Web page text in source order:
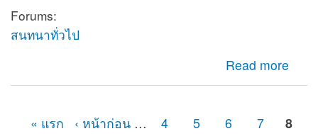
Forums:
สนทนาทั่วไป
Read more
about เพจโดนแฮก จากต่างชาติ ถูกปลดออกจากผู้ดูแลเพจ
ไม่มีบทบาทใดๆเกี่ยวกับเพจ
« แรก ‹ หน้าก่อน … 4 5 6 7
8